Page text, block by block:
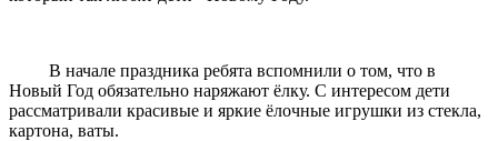
В начале праздника ребята вспомнили о том, что в
Новый Год обязательно наряжают ёлку. С интересом дети
рассматривали красивые и яркие ёлочные игрушки из стекла,
картона, ваты.